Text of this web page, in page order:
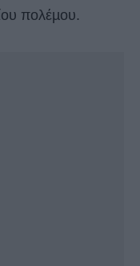
πολέµου.